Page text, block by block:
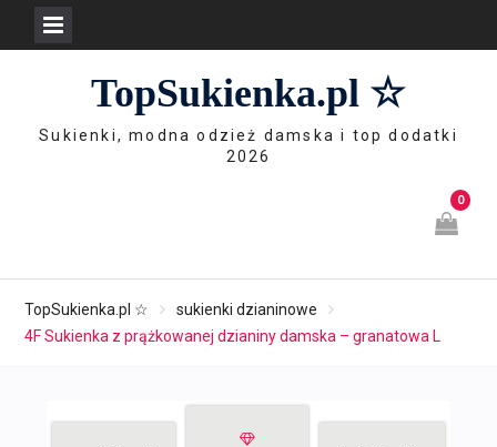
TopSukienka.pl ☆
Sukienki, modna odzież damska i top dodatki
2026
0
TopSukienka.pl ☆
sukienki dzianinowe
4F Sukienka z prążkowanej dzianiny damska – granatowa L